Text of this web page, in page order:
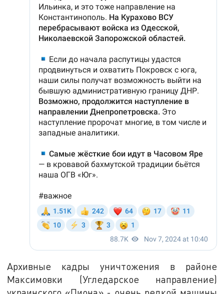
Архивные кадры уничтожения в районе
Максимовки (Угледарское направление)